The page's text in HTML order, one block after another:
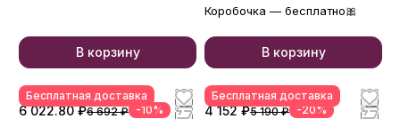
В корзину
Коробочка — бесплатно🎀
В корзину
Бесплатная доставка
6 022.80 ₽6 692 ₽ -10%
Бесплатная доставка
4 152 ₽5 190 ₽ -20%